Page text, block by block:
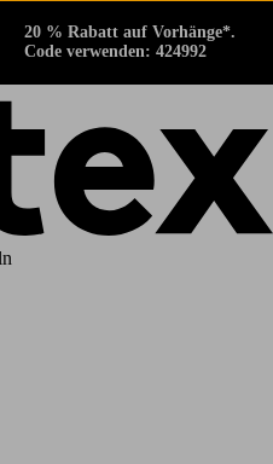
20 % Rabatt auf Vorhänge*.
Code verwenden: 424992
gehen